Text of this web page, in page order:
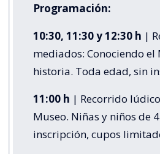
Programación:
10:30, 11:30 y 12:30 h |
mediados: Conociendo el
historia. Toda edad, sin
11:00 h | Recorrido
Museo. Niñas y niños de
inscripción, cupos